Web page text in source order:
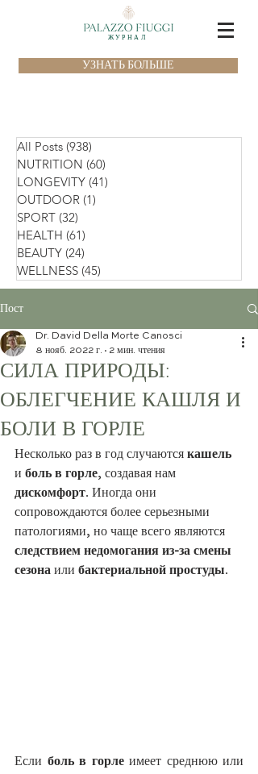
ЖУРНАЛ
УЗНАТЬ БОЛЬШЕ
All Posts (938)
NUTRITION (60)
LONGEVITY (41)
OUTDOOR (1)
SPORT (32)
HEALTH (61)
BEAUTY (24)
WELLNESS (45)
Пост
СИЛА ПРИРОДЫ:
ОБЛЕГЧЕНИЕ КАШЛЯ И
БОЛИ В ГОРЛЕ
Dr. David Della Morte Canosci
8 нояб. 2022 г.
2 мин. чтения
Несколько раз в год случаются кашель
и боль в горле, создавая нам
дискомфорт. Иногда они
сопровождаются более серьезными
патологиями, но чаще всего являются
следствием недомогания из-за смены
сезона или бактериальной простуды.
Если боль в горле